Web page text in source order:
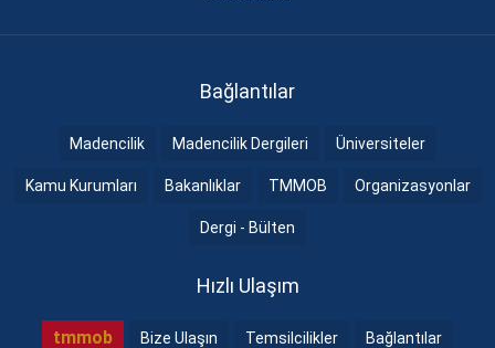
Bağlantılar
Madencilik Madencilik Dergileri Üniversiteler
Kamu Kurumları Bakanlıklar TMMOB Organizasyonlar
Dergi - Bülten
Hızlı Ulaşım
tmmob Bize Ulaşın Temsilcilikler Bağlantılar